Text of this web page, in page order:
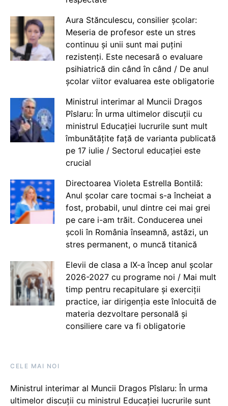
Aura Stănculescu, consilier școlar:
Meseria de profesor este un stres
continuu și unii sunt mai puțini
rezistenți. Este necesară o evaluare
psihiatrică din când în când / De anul
școlar viitor evaluarea este obligatorie
Ministrul interimar al Muncii Dragos
Pîslaru: În urma ultimelor discuții cu
ministrul Educației lucrurile sunt mult
îmbunătățite față de varianta publicată
pe 17 iulie / Sectorul educației este
crucial
Directoarea Violeta Estrella Bontilă:
Anul școlar care tocmai s-a încheiat a
fost, probabil, unul dintre cei mai grei
pe care i-am trăit. Conducerea unei
școli în România înseamnă, astăzi, un
stres permanent, o muncă titanică
Elevii de clasa a IX-a încep anul școlar
2026-2027 cu programe noi / Mai mult
timp pentru recapitulare și exerciții
practice, iar dirigenția este înlocuită de
materia dezvoltare personală și
consiliere care va fi obligatorie
CELE MAI NOI
Ministrul interimar al Muncii Dragos Pîslaru: În urma
ultimelor discuții cu ministrul Educației lucrurile sunt